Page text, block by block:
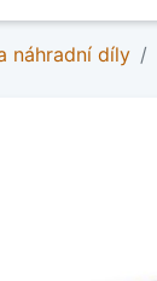
náhradní díly